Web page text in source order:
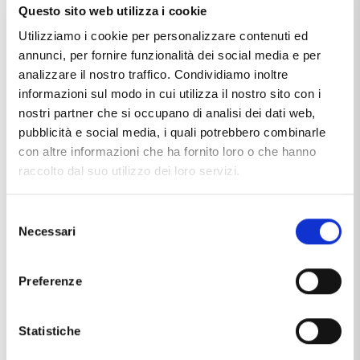
Questo sito web utilizza i cookie
Utilizziamo i cookie per personalizzare contenuti ed
annunci, per fornire funzionalità dei social media e per
analizzare il nostro traffico. Condividiamo inoltre
informazioni sul modo in cui utilizza il nostro sito con i
nostri partner che si occupano di analisi dei dati web,
pubblicità e social media, i quali potrebbero combinarle
con altre informazioni che ha fornito loro o che hanno
raccolto dal suo utilizzo dei loro servizi.
delNecessari
Preferenze
Statistiche
altro luogo in cui le parti coinvolte nel trattamento siano localizzate.
Tempi
I Dati sono trattati per il tempo necessario allo svolgimento del
servizio richiesto dall’Utente, o richiesto dalle finalità descritte in
questo documento, e l’Utente può sempre chiedere l’interruzione
del Trattamento o la cancellazione dei Dati.
I Dati dell’Utente sono raccolti per consentire al Titolare di fornire i
dell'infrastruttura, Statistica, Pubblicità, Remarketing e Behavioral
Targeting, Interazione con le piattaforme di live chat, Contattare
l'Utente, Gestione dei pagamenti, Gestione indirizzi e invio di
esterne, Registrazione ed autenticazione, Visualizzazione di
contenuti da piattaforme esterne e Commento dei contenuti.